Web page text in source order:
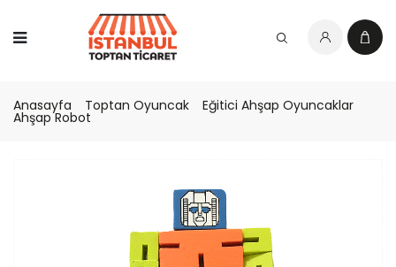
Anasayfa Toptan Oyuncak Eğitici Ahşap Oyuncaklar
Ahşap Robot